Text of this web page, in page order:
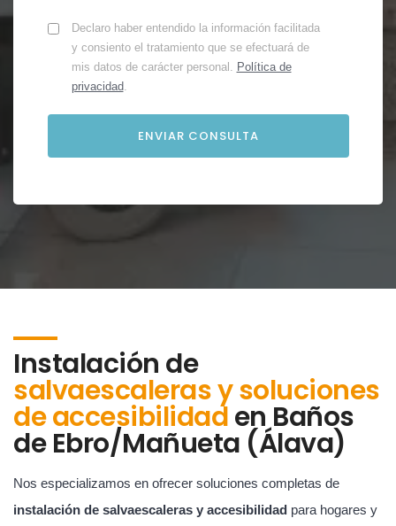
Declaro haber entendido la información facilitada
y consiento el tratamiento que se efectuará de
mis datos de carácter personal. Política de
privacidad.
Instalación de
salvaescaleras y soluciones
de accesibilidadenBaños
de Ebro/Mañueta (Álava)
Nos especializamos en ofrecer soluciones completas de
instalación de salvaescaleras y accesibilidad para hogares y